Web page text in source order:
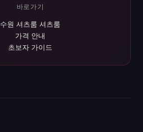
바로가기
수원 셔츠룸 셔츠룸
가격 안내
초보자 가이드